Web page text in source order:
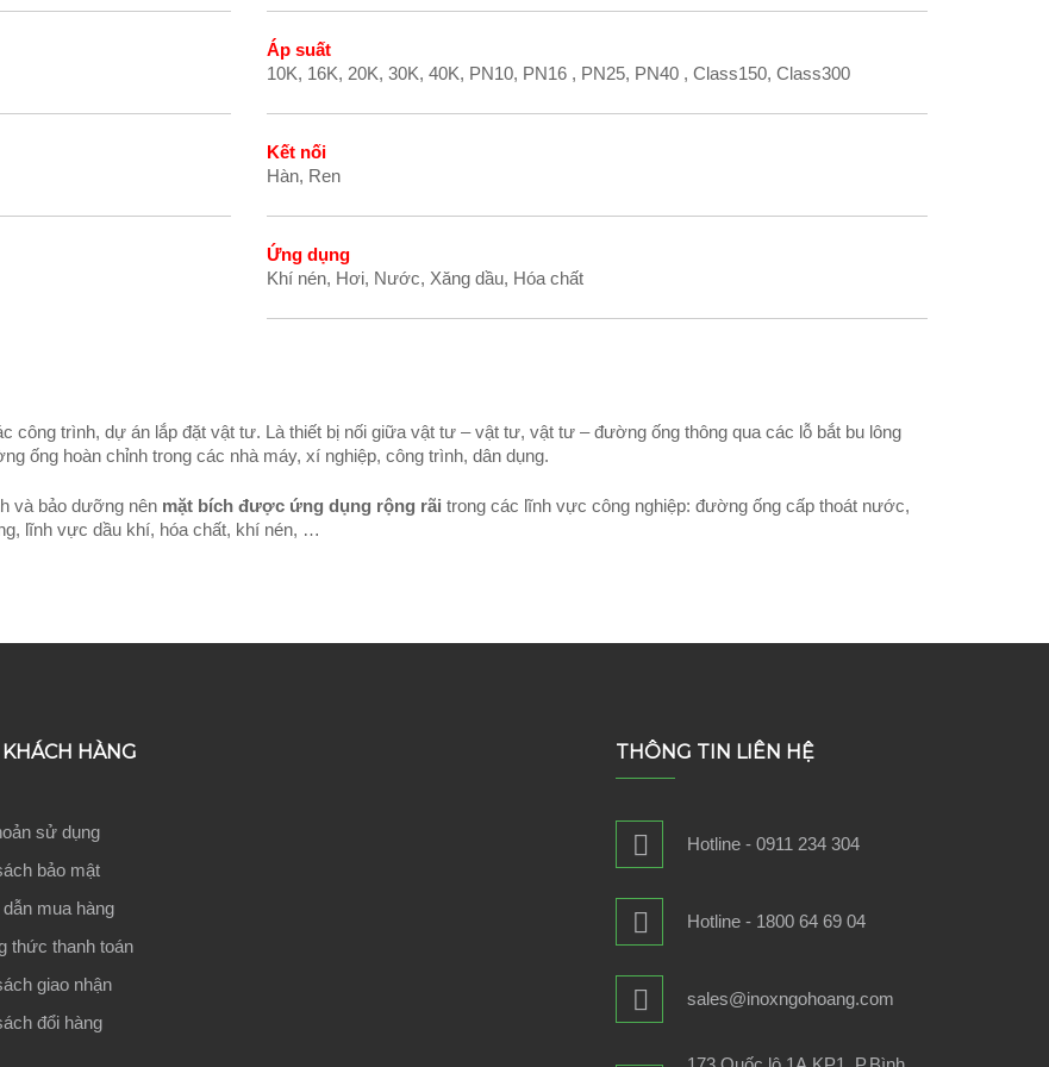
Áp suất
10K, 16K, 20K, 30K, 40K, PN10, PN16 , PN25, PN40 , Class150, Class300
Kết nối
Hàn, Ren
Ứng dụng
Khí nén, Hơi, Nước, Xăng dầu, Hóa chất
công trình, dự án lắp đặt vật tư. Là thiết bị nối giữa vật tư – vật tư, vật tư – đường ống thông qua các lỗ bắt bu lông
ống hoàn chỉnh trong các nhà máy, xí nghiệp, công trình, dân dụng.
và bảo dưỡng nên mặt bích được ứng dụng rộng rãi trong các lĩnh vực công nghiệp: đường ống cấp thoát nước,
lĩnh vực dầu khí, hóa chất, khí nén, …
HÀNG
sử dụng
bảo mật
mua hàng
thức thanh toán
giao nhận
đổi hàng
THÔNG TIN LIÊN HỆ
Hotline - 0911 234 304
Hotline - 1800 64 69 04
sales@inoxngohoang.com